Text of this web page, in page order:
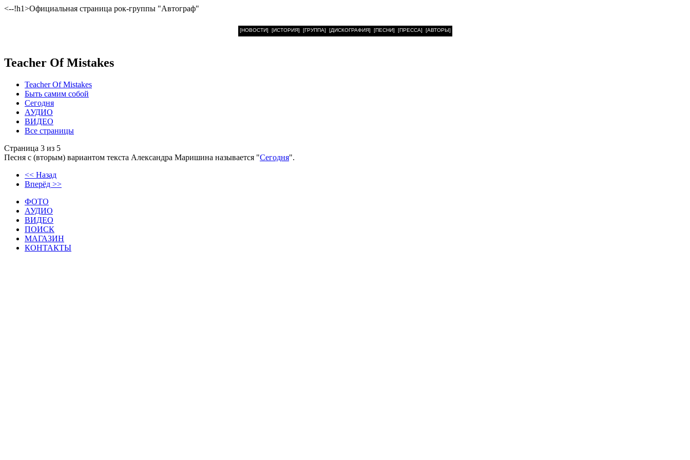
<--!h1>Официальная страница рок-группы "Автограф"
[НОВОСТИ] [ИСТОРИЯ] [ГРУППА] [ДИСКОГРАФИЯ] [ПЕСНИ] [ПРЕССА] [АВТОРЫ]
Teacher Of Mistakes
Teacher Of Mistakes
Быть самим собой
Сегодня
АУДИО
ВИДЕО
Все страницы
Страница 3 из 5
Песня с (вторым) вариантом текста Александра Маришина называется "Сегодня".
<< Назад
Вперёд >>
ФОТО
АУДИО
ВИДЕО
ПОИСК
МАГАЗИН
КОНТАКТЫ